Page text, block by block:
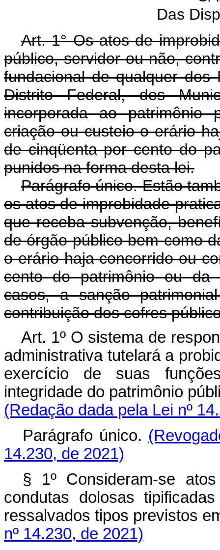
Das
Art. 1° Os atos de
público, servidor ou não,
fundacional de qualquer
Distrito Federal, dos
incorporada ao
criação ou custeio o erário
de cinqüenta por cento do
punidos na forma desta lei.
Parágrafo único. Estão
os atos de improbidade
que receba subvenção,
de órgão público bem como
o erário haja concorrido ou
cento do patrimônio ou da
casos, a sanção
contribuição dos cofres
Art. 1º O sistema de
administrativa tutelará a
exercício de suas
integridade do patrimônio
(Redação dada pela Lei nº
Parágrafo único.
14.230, de 2021)
§ 1º Consideram-se
condutas dolosas
ressalvados tipos
nº 14.230, de 2021)